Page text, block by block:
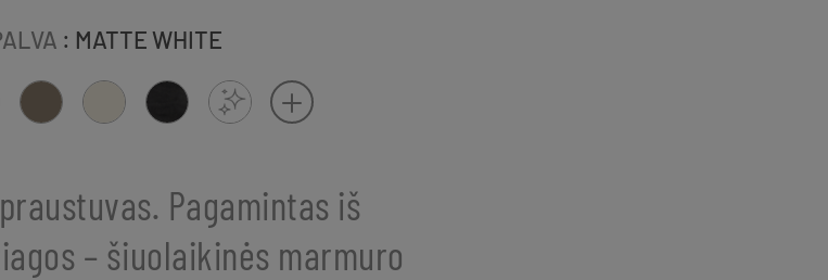
: MATTE WHITE
Pagamintas iš
– šiuolaikinės marmuro